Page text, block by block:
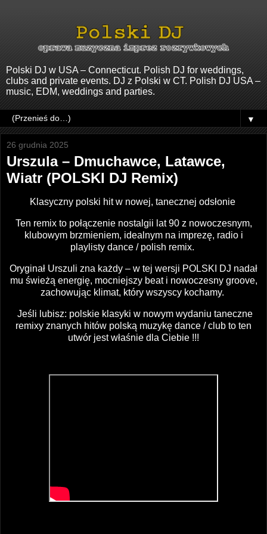
Polski DJ w USA – Connecticut. Polish DJ for weddings,
clubs and private events. DJ z Polski w CT. Polish DJ USA –
music, EDM, weddings and parties.
▼
26 grudnia 2025
Urszula – Dmuchawce, Latawce,
Wiatr (POLSKI DJ Remix)
Klasyczny polski hit w nowej, tanecznej odsłonie
Ten remix to połączenie nostalgii lat 90 z nowoczesnym,
klubowym brzmieniem, idealnym na imprezę, radio i
playlisty dance / polish remix.
Oryginał Urszuli zna każdy – w tej wersji POLSKI DJ nadał
mu świeżą energię, mocniejszy beat i nowoczesny groove,
zachowując klimat, który wszyscy kochamy.
Jeśli lubisz: polskie klasyki w nowym wydaniu taneczne
remixy znanych hitów polską muzykę dance / club to ten
utwór jest właśnie dla Ciebie !!!